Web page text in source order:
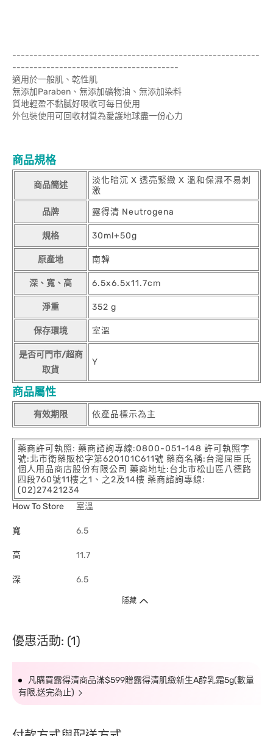
----------------------------------------------------------
---------------------------------------
適用於一般肌、乾性肌
無添加Paraben、無添加礦物油、無添加染料
質地輕盈不黏膩好吸收可每日使用
外包裝使用可回收材質為愛護地球盡一份心力
商品規格
商品簡述
淡化暗沉 X 透亮緊緻 X 溫和保濕不易刺
激
品牌 露得清 Neutrogena
規格 30ml+50g
原產地 南韓
深、寬、高 6.5x6.5x11.7cm
淨重 352 g
保存環境 室溫
是否可門市/超商
取貨
Y
商品屬性
有效期限 依產品標示為主
藥商許可執照: 藥商諮詢專線:0800-051-148 許可執照字
號:北市衛藥販松字第620101C611號 藥商名稱:台灣屈臣氏
個人用品商店股份有限公司 藥商地址:台北市松山區八德路
四段760號11樓之1、之2及14樓 藥商諮詢專線:
(02)27421234
How To Store
室溫
寬 6.5
高 11.7
深 6.5
隱藏
優惠活動: (1)
凡購買露得清商品滿$599贈露得清肌緻新生A醇乳霜5g(數量
有限,送完為止)